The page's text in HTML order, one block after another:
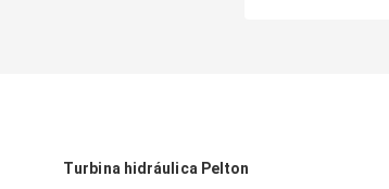
Turbina hidráulica Pelton